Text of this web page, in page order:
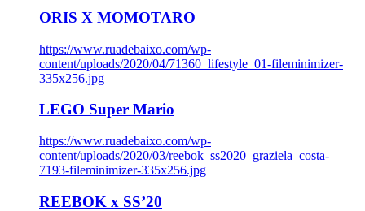
ORIS X MOMOTARO
https://www.ruadebaixo.com/wp-
content/uploads/2020/04/71360_lifestyle_01-fileminimizer-
335x256.jpg
LEGO Super Mario
https://www.ruadebaixo.com/wp-
content/uploads/2020/03/reebok_ss2020_graziela_costa-
7193-fileminimizer-335x256.jpg
REEBOK x SS’20